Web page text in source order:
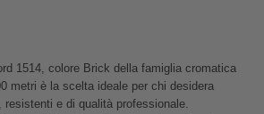
1514, colore Brick della famiglia cromatica
metri è la scelta ideale per chi desidera
resistenti e di qualità professionale.